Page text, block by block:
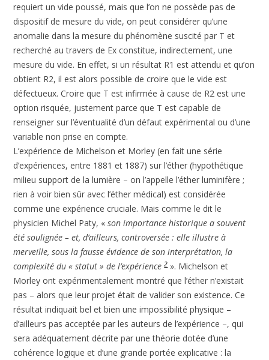
requiert un vide poussé, mais que l’on ne possède pas de
dispositif de mesure du vide, on peut considérer qu’une
anomalie dans la mesure du phénomène suscité par T et
recherché au travers de Ex constitue, indirectement, une
mesure du vide. En effet, si un résultat R1 est attendu et qu’on
obtient R2, il est alors possible de croire que le vide est
défectueux. Croire que T est infirmée à cause de R2 est une
option risquée, justement parce que T est capable de
renseigner sur l’éventualité d’un défaut expérimental ou d’une
variable non prise en compte.
L’expérience de Michelson et Morley (en fait une série
d’expériences, entre 1881 et 1887) sur l’éther (hypothétique
milieu support de la lumière – on l’appelle l’éther luminifère ;
rien à voir bien sûr avec l’éther médical) est considérée
comme une expérience cruciale. Mais comme le dit le
physicien Michel Paty, «son importance historique a souvent
été soulignée – et, d’ailleurs, controversée : elle illustre à
merveille, sous la fausse évidence de son interprétation, la
complexité du « statut » de l’expérience2». Michelson et
Morley ont expérimentalement montré que l’éther n’existait
pas – alors que leur projet était de valider son existence. Ce
résultat indiquait bel et bien une impossibilité physique –
d’ailleurs pas acceptée par les auteurs de l’expérience –, qui
sera adéquatement décrite par une théorie dotée d’une
cohérence logique et d’une grande portée explicative : la